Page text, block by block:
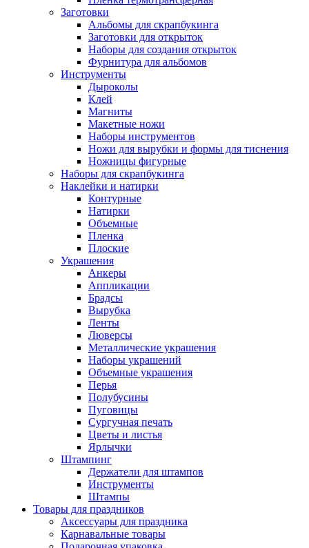
Заготовки
Альбомы для скрапбукинга
Заготовки для открыток
Наборы для создания открыток
Фурнитура для альбомов
Инструменты
Дыроколы
Клей
Магниты
Макетные ножи
Наборы инструментов
Ножи для вырубки и формы для тиснения
Ножницы фигурные
Наборы для скрапбукинга
Наклейки и натирки
Контурные
Натирки
Объемные
Пленка
Плоские
Украшения
Анкеры
Аппликации
Брадсы
Вырубка
Ленты
Люверсы
Металлические украшения
Наборы украшений
Объемные украшения
Перья
Полубусины
Пуговицы
Сургучная печать
Цветы и листья
Ярлычки
Штампинг
Держатели для штампов
Инструменты
Штампы
Товары для праздников
Аксессуары для праздника
Карнавальные товары